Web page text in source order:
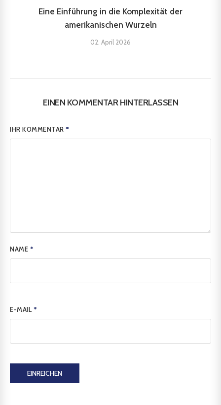
Eine Einführung in die Komplexität der
amerikanischen Wurzeln
02. April 2026
EINEN KOMMENTAR HINTERLASSEN
IHR KOMMENTAR*
NAME *
E-MAIL *
EINREICHEN